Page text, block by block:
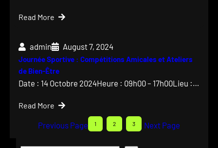
Read More
admin August 7, 2024
Journée Sportive : Compétitions Amicales et Ateliers
de Bien-Être
Date : 14 Octobre 2024Heure : 09h00 – 17h00Lieu :…
Read More
Previous Page 1 2 3 Next Page